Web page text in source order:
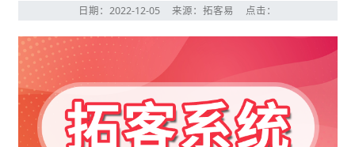
日期：2022-12-05 来源：拓客易 点击：